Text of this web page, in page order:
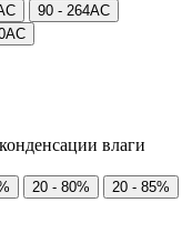
90 - 264AC
влаги
20 - 80%
20 - 85%